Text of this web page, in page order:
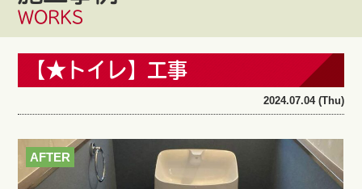
WORKS
【★トイレ】工事
2024.07.04 (Thu)
AFTER